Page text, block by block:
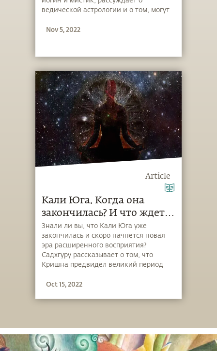
ведической астрологии и о том, могут
жизнь.
Nov 5, 2022
Article
Кали Юга. Когда она
закончилась? И что ждет
нас впереди?
Знали ли вы, что Кали Юга уже
закончилась и скоро начнется новая
эра расширенного восприятия?
Садхгуру рассказывает о том, что
Кришна предвидел великий период
человеческого интеллекта за 5000 лет
войны на Курукшетре.
Oct 15, 2022